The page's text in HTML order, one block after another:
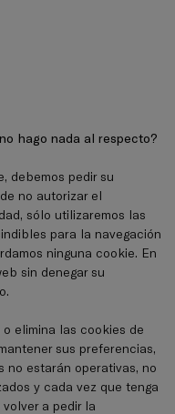
hago nada al respecto?
debemos pedir su
no autorizar el
sólo utilizaremos las
para la navegación
ninguna cookie. En
sin denegar su
elimina las cookies de
sus preferencias,
no estarán operativas, no
y cada vez que tenga
a pedir la